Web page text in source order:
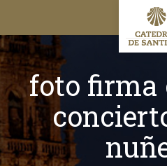
Toggle
foto firma